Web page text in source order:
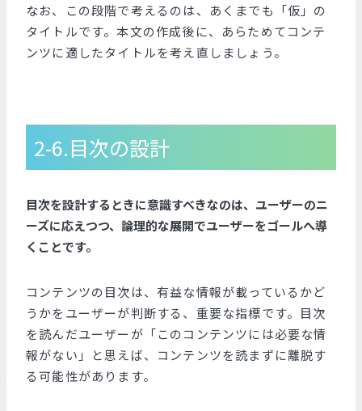
なお、この段階で考えるのは、あくまでも「仮」の
タイトルです。本文の作成後に、あらためてコンテ
ンツに適したタイトルを考え直しましょう。
2-6.目次の設計
目次を設計するときに意識すべきなのは、ユーザーのニ
ーズに応えつつ、論理的な展開でユーザーをゴールへ導
くことです。
コンテンツの目次は、有益な情報が載っているかど
うかをユーザーが判断する、重要な指標です。目次
を読んだユーザーが「このコンテンツには必要な情
報がない」と思えば、コンテンツを読まずに離脱す
る可能性があります。